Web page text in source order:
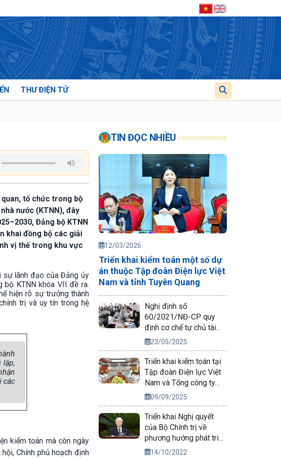
THƯ ĐIỆN TỬ
tổ chức trong bộ
nước (KTNN), đây
Đảng bộ KTNN
khai đồng bộ các giải
vị thế trong khu vực
sự lãnh đạo của Đảng ủy
bộ KTNN khóa VII đề ra.
hiện rõ sự trưởng thành
trị và uy tín trong hệ
lập,
các
kiểm toán mà còn ngày
Chính phủ hoạch định
TIN ĐỌC NHIỀU
12/03/2026
Triển khai kiểm toán một số dự
án thuộc Tập đoàn Điện lực Việt
Nam và tỉnh Tuyên Quang
Nghị định số
60/2021/NĐ-CP quy
định cơ chế tự chủ tài
chính của đơn vị sự
nghiệp công lập
23/05/2025
Triển khai kiểm toán tại
Tập đoàn Điện lực Việt
Nam và Tổng công ty
Phát điện 2
09/09/2025
Triển khai Nghị quyết
của Bộ Chính trị về
phương hướng phát triển
kinh tế xã hội và bảo
14/10/2022